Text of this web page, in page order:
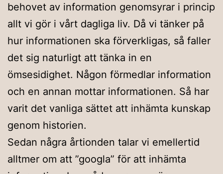
behovet av information genomsyrar i princip
allt vi gör i vårt dagliga liv. Då vi tänker på
hur informationen ska förverkligas, så faller
det sig naturligt att tänka in en
ömsesidighet. Någon förmedlar information
och en annan mottar informationen. Så har
varit det vanliga sättet att inhämta kunskap
genom historien.
Sedan några årtionden talar vi emellertid
alltmer om att ”googla” för att inhämta